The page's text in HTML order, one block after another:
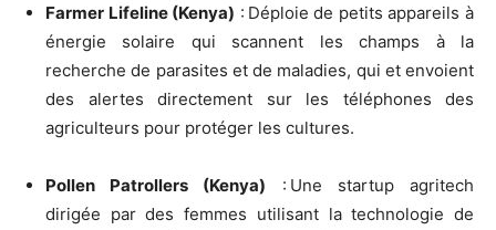
Farmer Lifeline (Kenya) : Déploie de petits appareils à
énergie solaire qui scannent les champs à la
recherche de parasites et de maladies, qui et envoient
des alertes directement sur les téléphones des
agriculteurs pour protéger les cultures.
Pollen Patrollers (Kenya) : Une startup agritech
dirigée par des femmes utilisant la technologie de